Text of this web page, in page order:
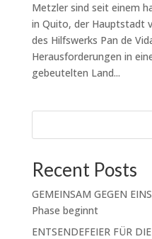
Metzler sind seit einem
in Quito, der Hauptstadt
des Hilfswerks Pan de
Herausforderungen in
gebeutelten Land...
Recent Posts
GEMEINSAM GEGEN
Phase beginnt
ENTSENDEFEIER FÜR